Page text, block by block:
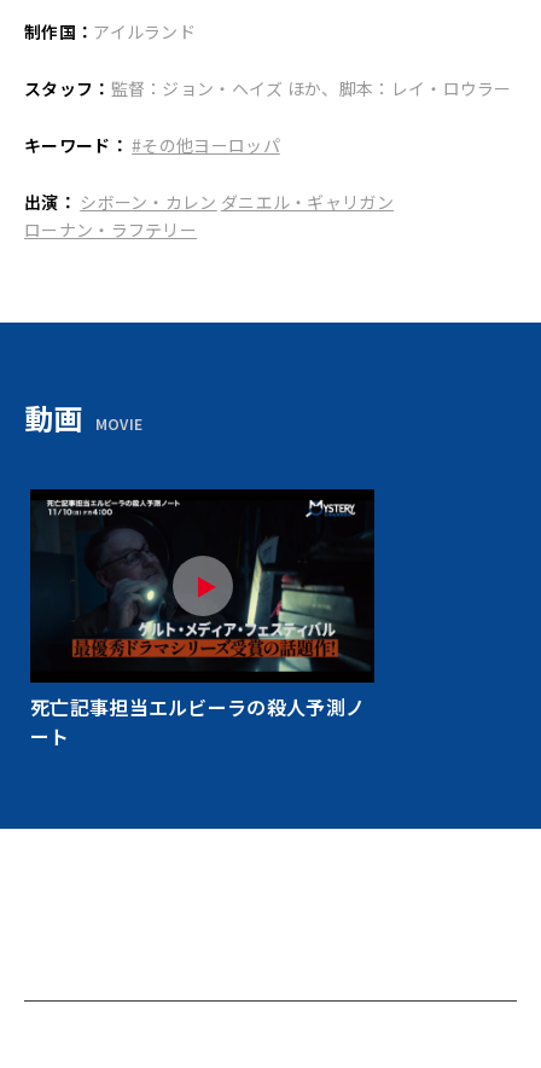
制作国： アイルランド
スタッフ： 監督：ジョン・ヘイズ ほか、脚本：レイ・ロウラー
キーワード： #その他ヨーロッパ
出演： シボーン・カレン ダニエル・ギャリガン
ローナン・ラフテリー
動画 MOVIE
死亡記事担当エルビーラの殺人予測ノ
ート